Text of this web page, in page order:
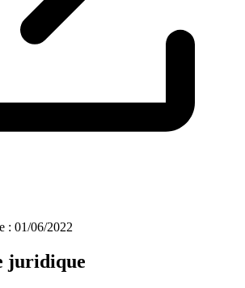
: 01/06/2022
juridique